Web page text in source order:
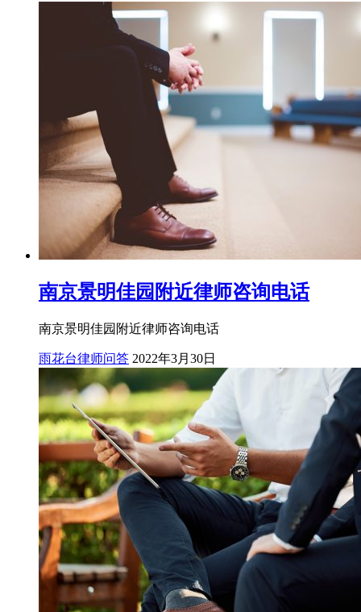
南京景明佳园附近律师咨询电话
南京景明佳园附近律师咨询电话
雨花台律师问答 2022年3月30日